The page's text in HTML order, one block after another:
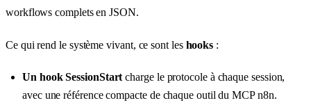
workflows complets en JSON.
Ce qui rend le système vivant, ce sont les hooks :
Un hook SessionStart charge le protocole à chaque session,
avec une référence compacte de chaque outil du MCP n8n.